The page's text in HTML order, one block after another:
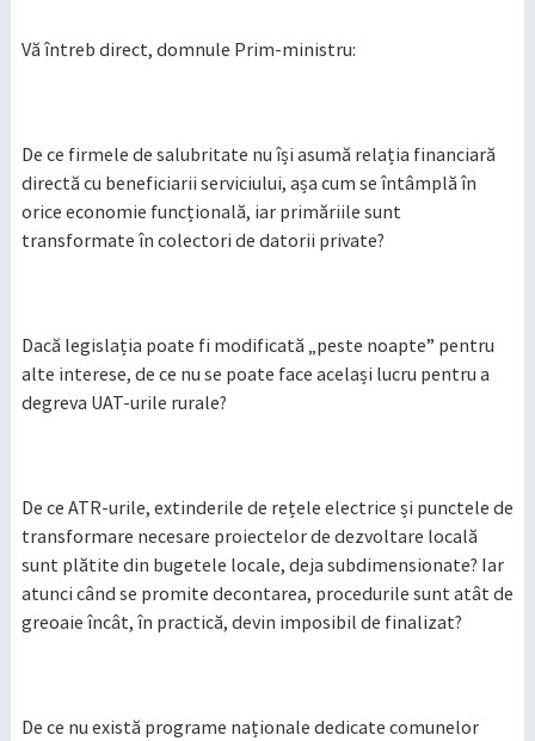
Vă întreb direct, domnule Prim-ministru:
De ce firmele de salubritate nu își asumă relația financiară
directă cu beneficiarii serviciului, așa cum se întâmplă în
orice economie funcțională, iar primăriile sunt
transformate în colectori de datorii private?
Dacă legislația poate fi modificată „peste noapte” pentru
alte interese, de ce nu se poate face același lucru pentru a
degreva UAT-urile rurale?
De ce ATR-urile, extinderile de rețele electrice și punctele de
transformare necesare proiectelor de dezvoltare locală
sunt plătite din bugetele locale, deja subdimensionate? Iar
atunci când se promite decontarea, procedurile sunt atât de
greoaie încât, în practică, devin imposibil de finalizat?
De ce nu există programe naționale dedicate comunelor